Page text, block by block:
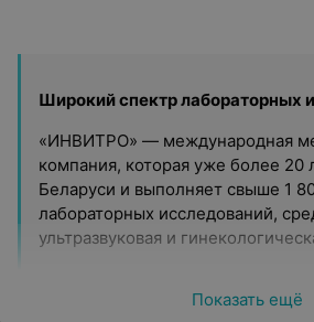
Широкий спектр лабораторных
«ИНВИТРО» — международная
компания, которая уже более 20
Беларуси и выполняет свыше 1
лабораторных исследований,
ультразвуковая и
Показать ещё